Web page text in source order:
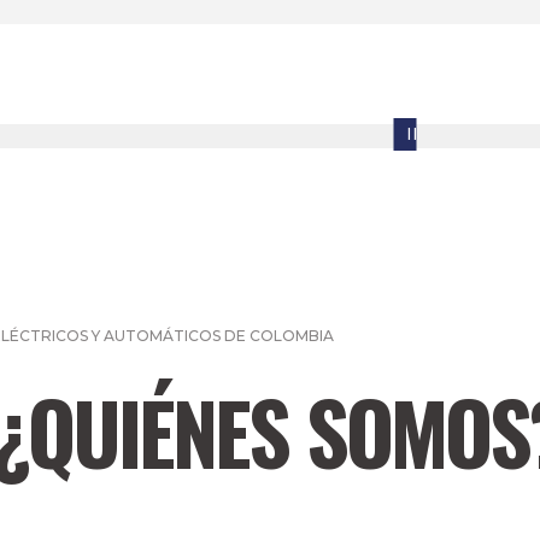
Y AUTOMÁTICOS DE COLOMBIA